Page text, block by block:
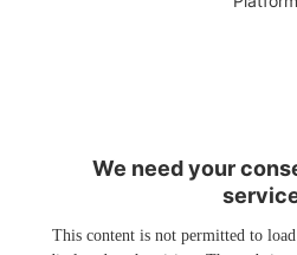
We need your
This content is not permitted to